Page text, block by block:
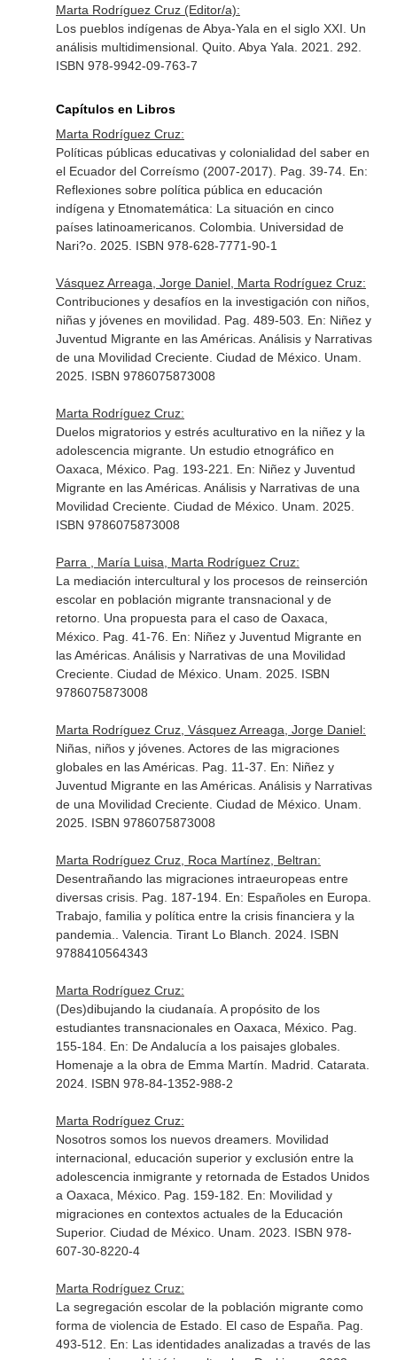
Marta Rodríguez Cruz (Editor/a):
Los pueblos indígenas de Abya-Yala en el siglo XXI. Un
análisis multidimensional. Quito. Abya Yala. 2021. 292.
ISBN 978-9942-09-763-7
Capítulos en Libros
Marta Rodríguez Cruz:
Políticas públicas educativas y colonialidad del saber en
el Ecuador del Correísmo (2007-2017). Pag. 39-74. En:
Reflexiones sobre política pública en educación
indígena y Etnomatemática: La situación en cinco
países latinoamericanos. Colombia. Universidad de
Nari?o. 2025. ISBN 978-628-7771-90-1
Vásquez Arreaga, Jorge Daniel, Marta Rodríguez Cruz:
Contribuciones y desafíos en la investigación con niños,
niñas y jóvenes en movilidad. Pag. 489-503. En: Niñez y
Juventud Migrante en las Américas. Análisis y Narrativas
de una Movilidad Creciente. Ciudad de México. Unam.
2025. ISBN 9786075873008
Marta Rodríguez Cruz:
Duelos migratorios y estrés aculturativo en la niñez y la
adolescencia migrante. Un estudio etnográfico en
Oaxaca, México. Pag. 193-221. En: Niñez y Juventud
Migrante en las Américas. Análisis y Narrativas de una
Movilidad Creciente. Ciudad de México. Unam. 2025.
ISBN 9786075873008
Parra , María Luisa, Marta Rodríguez Cruz:
La mediación intercultural y los procesos de reinserción
escolar en población migrante transnacional y de
retorno. Una propuesta para el caso de Oaxaca,
México. Pag. 41-76. En: Niñez y Juventud Migrante en
las Américas. Análisis y Narrativas de una Movilidad
Creciente. Ciudad de México. Unam. 2025. ISBN
9786075873008
Marta Rodríguez Cruz, Vásquez Arreaga, Jorge Daniel:
Niñas, niños y jóvenes. Actores de las migraciones
globales en las Américas. Pag. 11-37. En: Niñez y
Juventud Migrante en las Américas. Análisis y Narrativas
de una Movilidad Creciente. Ciudad de México. Unam.
2025. ISBN 9786075873008
Marta Rodríguez Cruz, Roca Martínez, Beltran:
Desentrañando las migraciones intraeuropeas entre
diversas crisis. Pag. 187-194. En: Españoles en Europa.
Trabajo, familia y política entre la crisis financiera y la
pandemia.
. Valencia. Tirant Lo Blanch. 2024. ISBN
9788410564343
Marta Rodríguez Cruz:
(Des)dibujando la ciudanaía. A propósito de los
estudiantes transnacionales en Oaxaca, México. Pag.
155-184. En: De Andalucía a los paisajes globales.
Homenaje a la obra de Emma Martín . Madrid. Catarata.
2024. ISBN 978-84-1352-988-2
Marta Rodríguez Cruz:
Nosotros somos los nuevos dreamers. Movilidad
internacional, educación superior y exclusión entre la
adolescencia inmigrante y retornada de Estados Unidos
a Oaxaca, México. Pag. 159-182. En: Movilidad y
migraciones en contextos actuales de la Educación
Superior. Ciudad de México. Unam. 2023. ISBN 978-
607-30-8220-4
Marta Rodríguez Cruz:
La segregación escolar de la población migrante como
forma de violencia de Estado. El caso de España. Pag.
493-512. En: Las identidades analizadas a través de las